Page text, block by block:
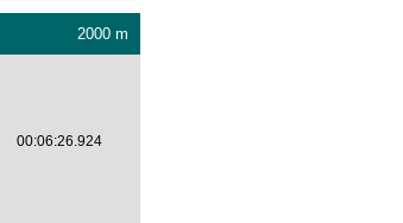
2000 m
00:06:26.924